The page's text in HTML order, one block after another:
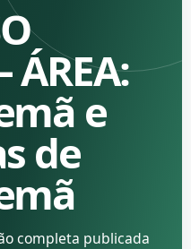
ÁREA:
e
de
completa publicada